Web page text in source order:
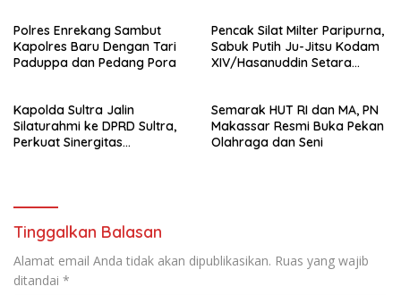
Polres Enrekang Sambut
Kapolres Baru Dengan Tari
Paduppa dan Pedang Pora
Pencak Silat Milter Paripurna,
Sabuk Putih Ju-Jitsu Kodam
XIV/Hasanuddin Setara
Kapolda Sultra Jalin
Silaturahmi ke DPRD Sultra,
Perkuat Sinergitas
Semarak HUT RI dan MA, PN
Makassar Resmi Buka Pekan
Olahraga dan Seni
Tinggalkan Balasan
Alamat email Anda tidak akan dipublikasikan. Ruas yang wajib
ditandai *